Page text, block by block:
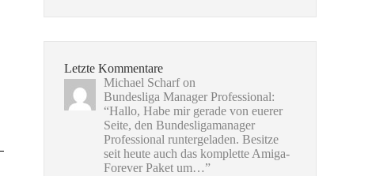
Letzte Kommentare
Michael Scharfon
Bundesliga Manager Professional:
“Hallo, Habe mir gerade von euerer
Seite, den Bundesligamanager
Professional runtergeladen. Besitze
seit heute auch das komplette Amiga-
Forever Paket um…”